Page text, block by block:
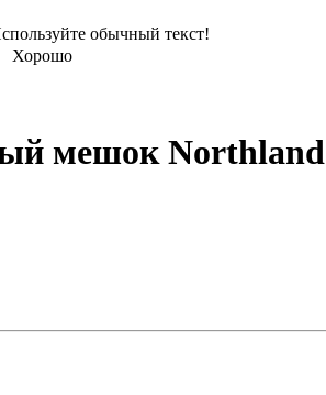
обычный текст!
Хорошо
мешок Northland